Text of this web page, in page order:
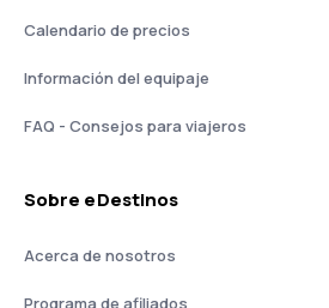
Calendario de precios
Información del equipaje
FAQ - Consejos para viajeros
Sobre eDestinos
Acerca de nosotros
Programa de afiliados